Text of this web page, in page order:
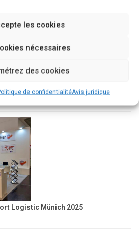
les cookies
nécessaires
des cookies
de confidentialitéAvis juridique
𝟰𝟱’ 𝗦𝘂𝗽𝗲𝗿 𝗛𝗶𝗴𝗵 𝗖𝘂𝗯𝗲
Logistic Münich 2025